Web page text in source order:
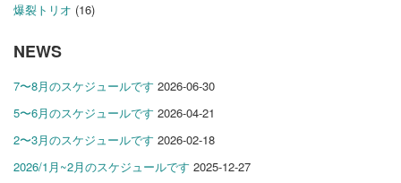
爆裂トリオ (16)
NEWS
7〜8月のスケジュールです 2026-06-30
5〜6月のスケジュールです 2026-04-21
2〜3月のスケジュールです 2026-02-18
2026/1月~2月のスケジュールです 2025-12-27